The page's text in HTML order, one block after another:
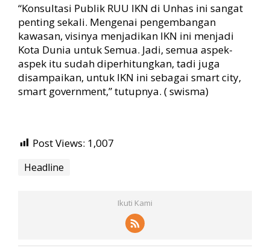
“Konsultasi Publik RUU IKN di Unhas ini sangat
penting sekali. Mengenai pengembangan
kawasan, visinya menjadikan IKN ini menjadi
Kota Dunia untuk Semua. Jadi, semua aspek-
aspek itu sudah diperhitungkan, tadi juga
disampaikan, untuk IKN ini sebagai smart city,
smart government,” tutupnya. ( swisma)
Post Views: 1,007
Headline
Ikuti Kami